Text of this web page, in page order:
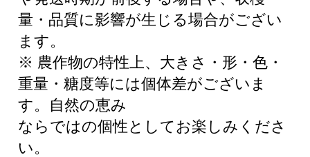
量・品質に影響が生じる場合がござい
ます。
※ 農作物の特性上、大きさ・形・色・
重量・糖度等には個体差がございま
す。自然の恵み
ならではの個性としてお楽しみくださ
い。